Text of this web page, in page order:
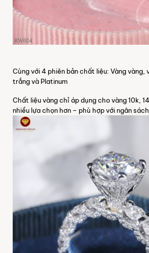
Cùng với 4 phiên bản chất liệu: Vàng vàng,
trắng và Platinum
Chất liệu vàng chỉ áp dụng cho vàng 10k,
nhiều lựa chọn hơn – phù hợp với ngân